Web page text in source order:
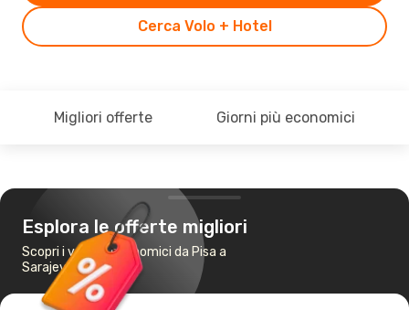
Cerca Volo + Hotel
Migliori offerte Giorni più economici
Esplora le offerte migliori
Scopri i voli più economici da Pisa a
Sarajevo